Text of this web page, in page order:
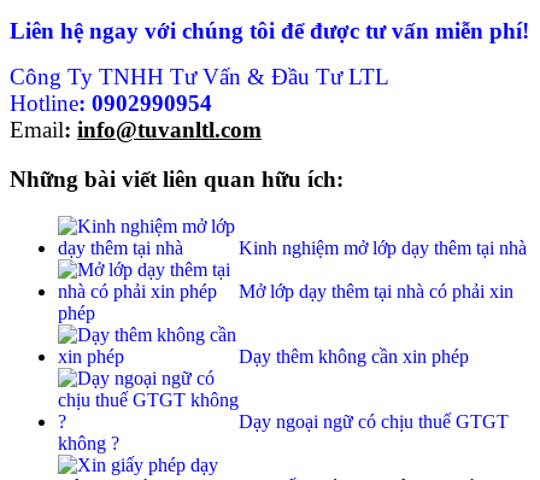
Liên hệ ngay với chúng tôi để được tư vấn miễn phí!
Công Ty TNHH Tư Vấn & Đầu Tư LTL
Hotline: 0902990954
Email: info@tuvanltl.com
Những bài viết liên quan hữu ích:
Kinh nghiệm mở lớp dạy thêm tại nhà
Mở lớp dạy thêm tại nhà có phải xin
phép
Dạy thêm không cần xin phép
Dạy ngoại ngữ có chịu thuế GTGT
không ?